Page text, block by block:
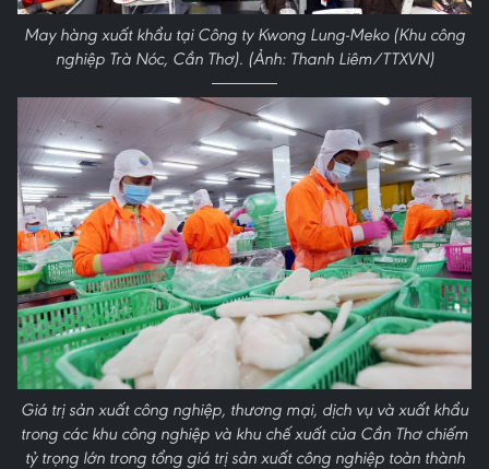
May hàng xuất khẩu tại Công ty Kwong Lung-Meko (Khu công
nghiệp Trà Nóc, Cần Thơ). (Ảnh: Thanh Liêm/TTXVN)
Giá trị sản xuất công nghiệp, thương mại, dịch vụ và xuất khẩu
trong các khu công nghiệp và khu chế xuất của Cần Thơ chiếm
tỷ trọng lớn trong tổng giá trị sản xuất công nghiệp toàn thành